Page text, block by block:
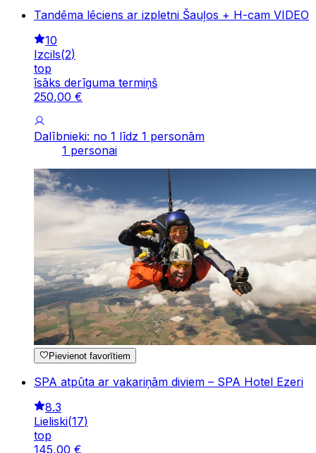
Tandēma lēciens ar izpletni Šauļos + H-cam VIDEO
10
Izcils(2)
top
īsāks derīguma termiņš
250,00 €
Dalībnieki: no 1 līdz 1 personām
1 personai
Pievienot favorītiem
SPA atpūta ar vakariņām diviem – SPA Hotel Ezeri
8.3
Lieliski(17)
top
145,00 €